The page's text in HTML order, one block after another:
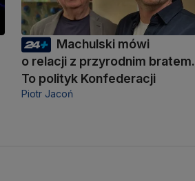
Machulski mówi
o relacji z przyrodnim bratem.
To polityk Konfederacji
Piotr Jacoń